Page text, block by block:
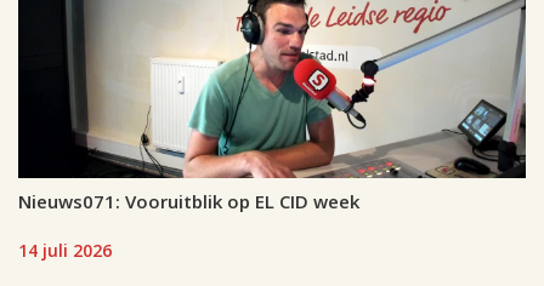
Nieuws071: Vooruitblik op EL CID week
14 juli 2026